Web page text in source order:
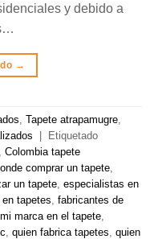
y debido a
→
, Tapete atrapamugre,
Etiquetado
, Colombia tapete
comprar un tapete,
un tapete, especialistas en
tapetes, fabricantes de
mi marca en el tapete,
, quien fabrica tapetes, quien